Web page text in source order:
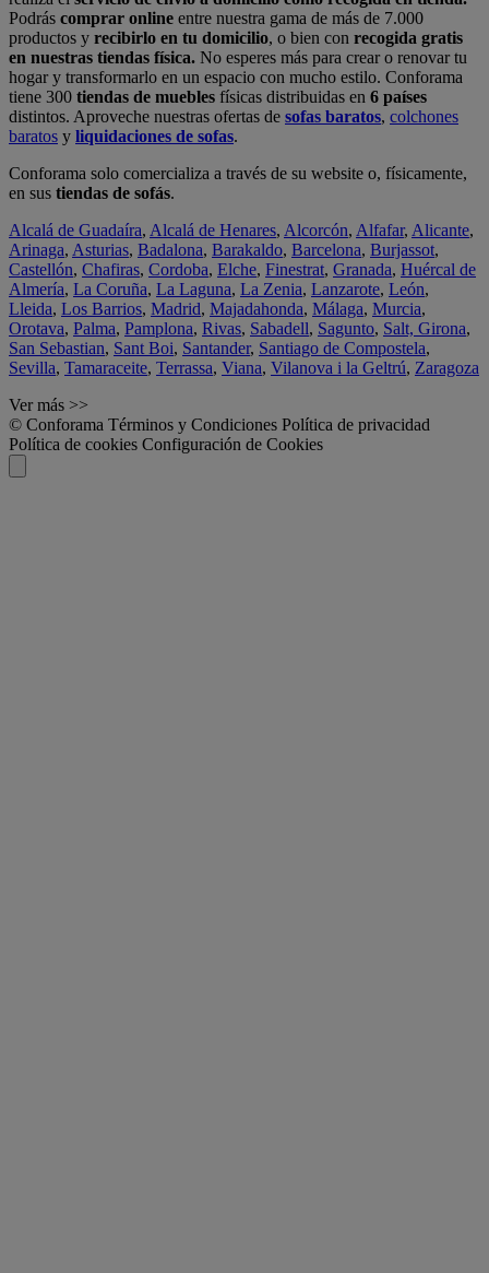
Podrás comprar online entre nuestra gama de más de 7.000
productos y recibirlo en tu domicilio, o bien con recogida gratis
en nuestras tiendas física. No esperes más para crear o renovar tu
hogar y transformarlo en un espacio con mucho estilo. Conforama
tiene 300 tiendas de muebles físicas distribuidas en 6 países
distintos. Aproveche nuestras ofertas de sofas baratos, colchones
baratos y liquidaciones de sofas.
Conforama solo comercializa a través de su website o, físicamente,
en sus tiendas de sofás.
Alcalá de Guadaíra, Alcalá de Henares, Alcorcón, Alfafar, Alicante,
Arinaga, Asturias, Badalona, Barakaldo, Barcelona, Burjassot,
Castellón, Chafiras, Cordoba, Elche, Finestrat, Granada, Huércal de
Almería, La Coruña, La Laguna, La Zenia, Lanzarote, León,
Lleida, Los Barrios, Madrid, Majadahonda, Málaga, Murcia,
Orotava, Palma, Pamplona, Rivas, Sabadell, Sagunto, Salt, Girona,
San Sebastian, Sant Boi, Santander, Santiago de Compostela,
Sevilla, Tamaraceite, Terrassa, Viana, Vilanova i la Geltrú, Zaragoza
Ver más >>
© Conforama Términos y Condiciones Política de privacidad
Política de cookies Configuración de Cookies